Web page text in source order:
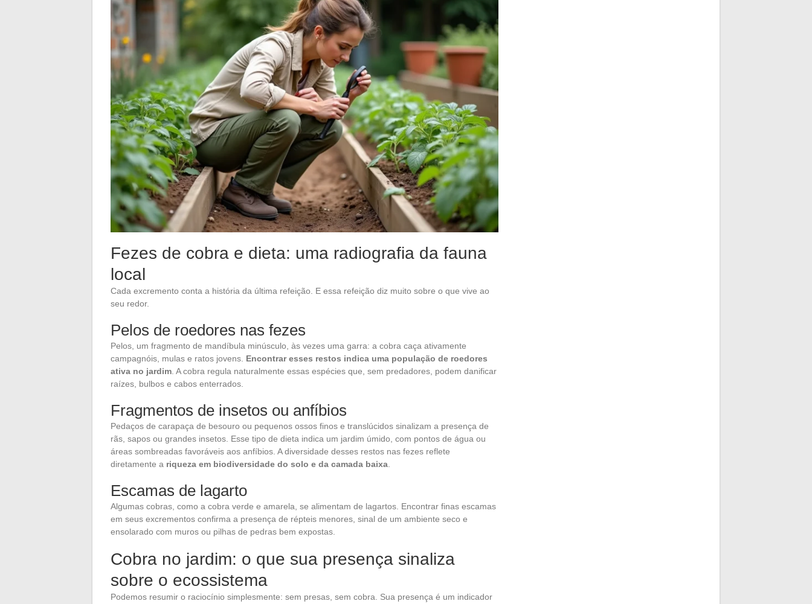
Fezes de cobra e dieta: uma radiografia da fauna
local
Cada excremento conta a história da última refeição. E essa refeição diz muito sobre o que vive ao
seu redor.
Pelos de roedores nas fezes
Pelos, um fragmento de mandíbula minúsculo, às vezes uma garra: a cobra caça ativamente
campagnóis, mulas e ratos jovens. Encontrar esses restos indica uma população de roedores
ativa no jardim. A cobra regula naturalmente essas espécies que, sem predadores, podem danificar
raízes, bulbos e cabos enterrados.
Fragmentos de insetos ou anfíbios
Pedaços de carapaça de besouro ou pequenos ossos finos e translúcidos sinalizam a presença de
rãs, sapos ou grandes insetos. Esse tipo de dieta indica um jardim úmido, com pontos de água ou
áreas sombreadas favoráveis aos anfíbios. A diversidade desses restos nas fezes reflete
diretamente a riqueza em biodiversidade do solo e da camada baixa.
Escamas de lagarto
Algumas cobras, como a cobra verde e amarela, se alimentam de lagartos. Encontrar finas escamas
em seus excrementos confirma a presença de répteis menores, sinal de um ambiente seco e
ensolarado com muros ou pilhas de pedras bem expostas.
Cobra no jardim: o que sua presença sinaliza
sobre o ecossistema
Podemos resumir o raciocínio simplesmente: sem presas, sem cobra. Sua presença é um indicador